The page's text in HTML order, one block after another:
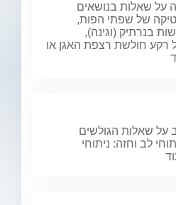
על שאלות בנושאים
של שפתי הפות,
בנרתיק (וגינה),
רקע חולשת רצפת האגן או
על שאלות הגולשים
לב וחזה: ניתוחי